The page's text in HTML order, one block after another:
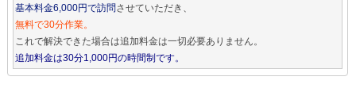
基本料金6,000円で訪問させていただき、
無料で30分作業。
これで解決できた場合は追加料金は一切必要ありません。
追加料金は30分1,000円の時間制です。